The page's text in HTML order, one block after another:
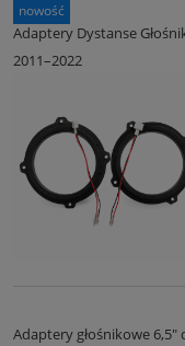
Adaptery Dystanse
2011–2022
nowość
Adaptery głośnikowe 6,5"